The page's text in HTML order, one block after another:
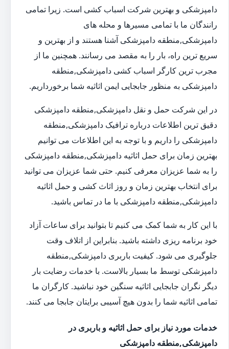
دامپزشکی و بهترین شرکت اسباب کشی است. زیرا تمامی
رانندگان ما با تمامی مسیرها و محله های
دامپزشکی,منطقه دامپزشکی آشنا هستند و از بهترین و
سریع ترین راه، بار را به مقصد می رسانند. همچنین ما از
مجرب ترین کارگر اسباب کشی دامپزشکی,منطقه
دامپزشکی به منظور جابجایی ایمن اثاثیه شما برخورداریم.
در این شرکت حمل و نقل دامپزشکی,منطقه دامپزشکی
دقیق ترین اطلاعات درباره ترافیک دامپزشکی,منطقه
دامپزشکی را داریم و با توجه به این اطلاعات می توانیم
بهترین زمان برای حمل اثاثیه دامپزشکی,منطقه دامپزشکی
را به شما عزیزان معرفی کنیم. حتی شما عزیزان می توانید
برای انتخاب بهترین زمان و روز اثاث کشی و حمل اثاثیه
دامپزشکی,منطقه دامپزشکی با ما در تماس باشید.
با این کار به شما کمک می کنیم تا بتوانید برای ساعات آزاد
خود برنامه ریزی داشته باشید. بنابراین از اتلاف وقت
جلوگیری می شود. کیفیت باربری دامپزشکی,منطقه
دامپزشکی توسط ما بسیار بالاست. با خدمات رضایت بار
دیگر نگران جابجایی اثاثیه سنگین خود نباشید. کارگران ما
تمامی اثاثیه شما را بدون هیچ آسیبی برایتان جابجا می کنند.
خدمات مورد نیاز برای حمل اثاثیه و باربری در
دامپزشکی,منطقه دامپزشکی